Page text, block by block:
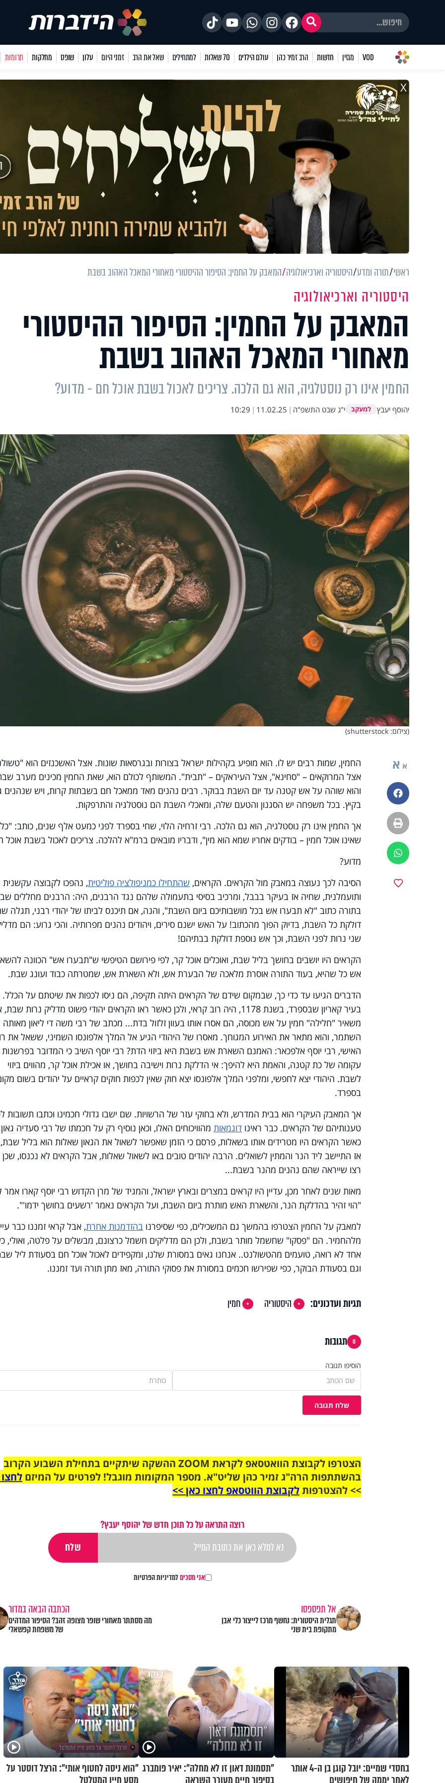
VOD מגזין חדשות הרב זמיר כהן עולם הילדים 70 שאלות למתחילים שאל את הרב זמני היום עלון שופס מחלקות תרומות
X
ראשי תורה ומדע היסטוריה וארכיאולוגיה המאבק על החמין: הסיפור ההיסטורי מאחורי המאכל האהוב בשבת
היסטוריה וארכיאולוגיה
המאבק על החמין: הסיפור ההיסטורי
מאחורי המאכל האהוב בשבת
החמין אינו רק נוסטלגיה, הוא גם הלכה. צריכים לאכול בשבת אוכל חם - מדוע?
יהוסף יעבץ למעקב י"ג שבט התשפ"ה |
11.02.25
|
10:29
(צילום: shutterstock)
א א
פייסבוק
הדפסה
ווטסאפ
החמין, שמות רבים יש לו. הוא מופיע בקהילות ישראל בצורות ובגרסאות שונות. אצל האשכנזים הוא
אצל המרוקאים – "סחינא", אצל העיראקים – "תבית". המשותף לכולם הוא, שאת החמין מכינים מערב
והוא שוהה על אש קטנה עד יום השבת בבוקר. רבים נהנים מאד ממאכל חם בשבתות קרות, ויש שנהנים
בקיץ. בכל משפחה יש הסגנון והטעם שלה, ומאכלי השבת הם נוסטלגיה והתרפקות.
אך החמין אינו רק נוסטלגיה, הוא גם הלכה. רבי זרחיה הלוי, שחי בספרד לפני כמעט אלף שנים, כותב:
שאינו אוכל חמין – בודקים אחריו שמא הוא מין", ודבריו מובאים ברמ"א להלכה. צריכים לאכול בשבת אוכל
מדוע?
הסיבה לכך נעוצה במאבק מול הקראים. הקראים, שהתחילו כמניפולציה פוליטית, נהפכו לקבוצה עקשנית
ותועמלנית, שחיה אז בעיקר בבבל, ומרכיב בסיסי בתעמולה שלהם נגד הרבנים, היה: הרבנים מחללים
בתורה כתוב "לא תבערו אש בכל מושבותיכם ביום השבת", והנה, אם תיכנס לביתו של יהודי רבני, תגלה
דולקת כל השבת, בדיוק הפוך מהכתוב! על האש ישנם סירים, ויהודים נהנים מפרותיה. והכי גרוע: הם
שני נרות לפני השבת, וכך אש נוספת דולקת בבתיהם!
הקראים היו יושבים בחושך בליל שבת, ואוכלים אוכל קר, לפי פירושם הטיפשי ש"תבערו אש" הכוונה
אש כל שהיא, בעוד התורה אוסרת מלאכה של הבערת אש, ולא השארת אש, שמטרתה כבוד ועונג שבת.
הדברים הגיעו עד כדי כך, שבמקום שידם של הקראים היתה תקיפה, הם ניסו לכפות את שיטתם על הכלל.
בעיר קאריון שבספרד, בשנת 1178, היה רוב קראי, ולכן כאשר ראו הקראים יהודי פשוט מדליק נרות שבת,
משאיר "חלילה" חמין על אש מכוסה, הם אסרו אותו בעוון זלזול בדת... מכתב של רבי משה די ליאון
השתמר, והוא מתאר את האירוע המגוחך. מאסרו של היהודי הגיע אל המלך אלפונסו השמיני, ששאל את
האישי, רבי יוסף אלפכאר: האמנם השארת אש בשבת היא ביזוי הדת? רבי יוסף השיב כי המדובר בפרשנות
עקומה של כת קטנה, והאמת היא להיפך: אי הדלקת נרות וישיבה בחושך, או אכילת אוכל קר, מהווים ביזוי
לשבת. היהודי יצא לחפשי, ומלפני המלך אלפונסו יצא חוק שאין לכפות חוקים קראיים על יהודים בשום
בספרד.
אך המאבק העיקרי הוא בבית המדרש, ולא בחוקי עזר של הרשויות. שם ישבו גדולי חכמינו וכתבו תשובות
טענותיהם של הקראים. כבר ראינו דוגמאותמהוויכוחים האלו, וכאן נוסיף רק על חכמתו של רבי סעדיה
כאשר הקראים היו מטרידים אותו בשאלות, פרסם כי הזמן שאפשר לשאול את הגאון שאלות הוא בליל שבת,
אז התיישב ליד הנר והמתין לשואלים. הרבה יהודים טובים באו לשאול שאלות, אבל הקראים לא נכנסו,
רצו שייראה שהם נהנים מהנר בשבת...
מאות שנים לאחר מכן, עדיין היו קראים במצרים ובארץ ישראל, והמגיד של מרן הקדוש רבי יוסף קארו אמר
"הוי זהיר בהדלקת הנר, והשארת האש מותרת ביום השבת, ועל הקראים נאמר 'רשעים בחושך ידמו'".
למאבק על החמין הצטרפו בהמשך גם המשכילים, כפי שסיפרנו בהזדמנות אחרת, אבל קראי זמננו כבר
מלהחמיר. הם "פסקו" שחשמל מותר בשבת, ולכן הם מדליקים חשמל כרצונם, מבשלים על פלטה, ואולי,
אחד לא רואה, טועמים מהטשולנט.. אנחנו גאים במסורת שלנו, ומקפידים לאכול אוכל חם בסעודת ליל
וגם בסעודת הבוקר, כפי שפירשו חכמים במסורת את פסוקי התורה, מאז מתן תורה ועד זמננו.
תגיות ועדכונים: היסטוריה חמין
0 תגובות
הוסיפו תגובה
שלח תגובה
הצטרפו לקבוצת הוואטסאפ לקראת ZOOM ההשקה שיתקיים בתחילת השבוע הקרוב
בהשתתפות הרה"ג זמיר כהן שליט"א. מספר המקומות מוגבל! לפרטים על המיזם
>> להצטרפותלקבוצת הווטסאפ לחצו כאן >>
רוצה התראה על כל תוכן חדש של יהוסף יעבץ?
אני מסכיםלמדיניות הפרטיות
אל תפספסו
תגלית היסטורית: נחשף מרכז לייצור כלי אבן
מתקופת בית שני
הכתבה הבאה במדור
מה מסתתר מאחורי שופר מצופה זהב? הסיפור המדהים
של משפחת קפשאלי
בחסדי שמיים: יובל קוגן בן ה-4 אותר
לאחר יממה של חיפושים
"תסמונת דאון זו לא מחלה": יאיר פומברג
בסיפור חיים מעורר השראה
"הוא ניסה לחטוף אותי": הרצל דוסטר על
מסע חייו המטלטל